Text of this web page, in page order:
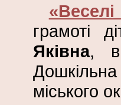
грамоті
Яківна,
міського